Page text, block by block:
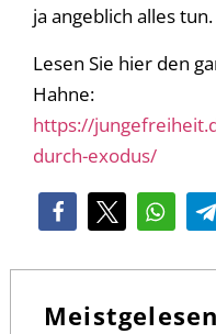
ja angeblich alles tun.
Lesen Sie hier den
Hahne:
https://
durch-exodus/
Meistgelesen